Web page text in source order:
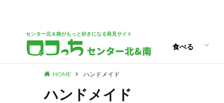
センター北＆南がもっと好きになる発見サイト
食べる
HOME ハンドメイド
ハンドメイド